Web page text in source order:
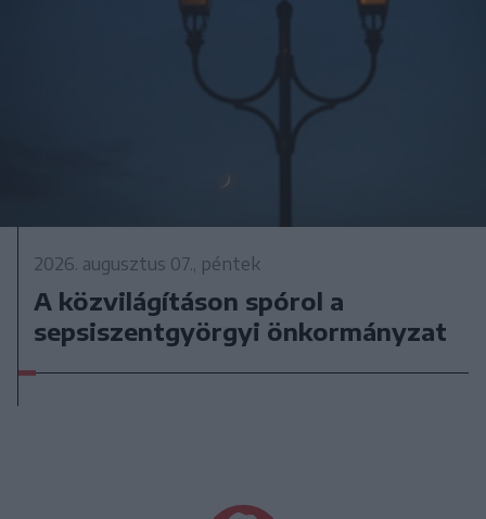
2026. augusztus 07., péntek
A közvilágításon spórol a
sepsiszentgyörgyi önkormányzat